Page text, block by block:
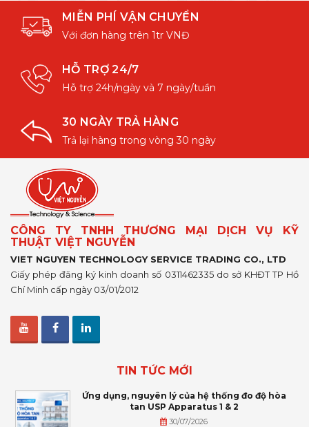
MIỄN PHÍ VẬN CHUYỂN
Với đơn hàng trên 1tr VNĐ
HỖ TRỢ 24/7
Hỗ trợ 24h/ngày và 7 ngày/tuần
30 NGÀY TRẢ HÀNG
Trả lại hàng trong vòng 30 ngày
CÔNG TY TNHH THƯƠNG MẠI DỊCH VỤ KỸ
THUẬT VIỆT NGUYỄN
VIET NGUYEN TECHNOLOGY SERVICE TRADING CO., LTD
Giấy phép đăng ký kinh doanh số 0311462335 do sở KHĐT TP Hồ
Chí Minh cấp ngày 03/01/2012
TIN TỨC MỚI
Ứng dụng, nguyên lý của hệ thống đo độ hòa
tan USP Apparatus 1 & 2
30/07/2026